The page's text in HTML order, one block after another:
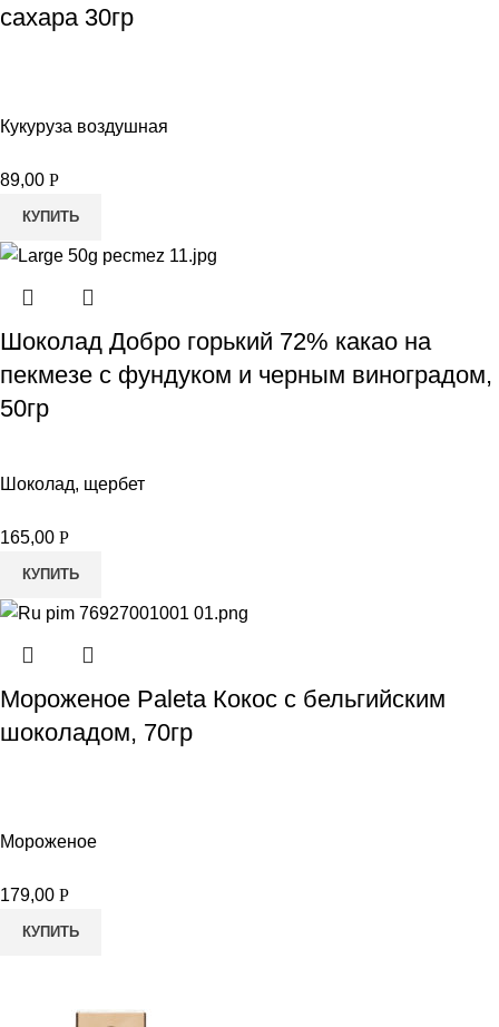
сахара 30гр
Кукуруза воздушная
89,00 Р
КУПИТЬ
Шоколад Добро горький 72% какао на
пекмезе с фундуком и черным виноградом,
50гр
Шоколад, щербет
165,00 Р
КУПИТЬ
Мороженое Paleta Кокос с бельгийским
шоколадом, 70гр
Мороженое
179,00 Р
КУПИТЬ